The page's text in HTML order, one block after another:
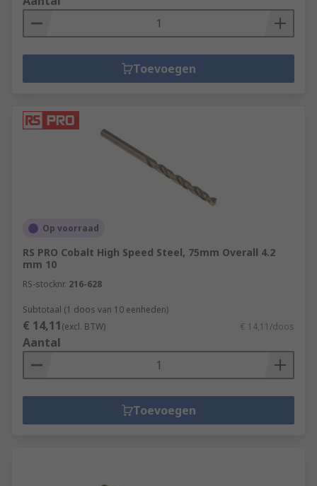
Toevoegen
Op voorraad
RS PRO Cobalt High Speed Steel, 75mm Overall 4.2
mm 10
RS-stocknr. 216-628
Subtotaal (1 doos van 10 eenheden)
€ 14,11(excl. BTW) € 14,11/doos
Aantal
Toevoegen